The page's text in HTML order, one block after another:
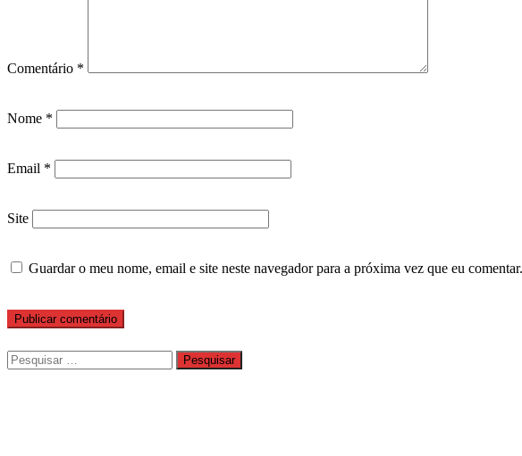
Comentário *
Nome *
Email *
Site
Guardar o meu nome, email e site neste navegador para a próxima vez que eu comentar.
Pesquisar
por: